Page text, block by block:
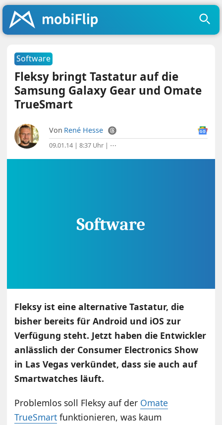
Software
Fleksy bringt Tastatur auf die
Samsung Galaxy Gear und Omate
TrueSmart
Von René Hesse
09.01.14 | 8:37 Uhr | ⋯
Fleksy ist eine alternative Tastatur, die
bisher bereits für Android und iOS zur
Verfügung steht. Jetzt haben die Entwickler
anlässlich der Consumer Electronics Show
in Las Vegas verkündet, dass sie auch auf
Smartwatches läuft.
Problemlos soll Fleksy auf der Omate
TrueSmart funktionieren, was kaum